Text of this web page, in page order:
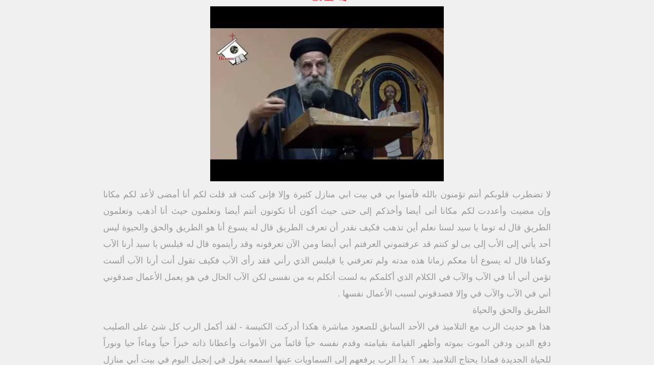
لا تضطرب قلوبكم أنتم تؤمنون بالله فآمنوا بي في بيت ابي منازل كثيرة وإلا فإنى كنت قد قلت لكم أنا أمضى لأعد لكم مكانا
وإن مضيت وأعددت لكم مكانا أتى أيضا وأخذكم إلى حتى حيث أكون أنا تكونون أنتم أيضا وتعلمون حيث أنا أذهب وتعلمون
الطريق قال له توما يا سيد لسنا نعلم أين تذهب فكيف نقدر أن تعرف الطريق قال له يسوع أنا هو الطريق والحق والحيوة ليس
أحد يأتي إلى الأب إلى بى لو كنتم قد عرفتموني العرفتم أبي أيضا ومن الآن تعرفونه وقد رأيتموه قال له فيلبس يا سيد أرنا الآب
وكفانا قال له يسوع أنا معكم زمانا هذه مدته ولم تعرفني يا فيلبس الذي رأني فقد رأى الآب فكيف تقول أنت أرنا الآب ألست
تؤمن أني أنا في الآب والآب في الكلام الذي أكلمكم به لست أتكلم به من نفسى لكن الآب الحال في هو يعمل الأعمال صدقوني
أني في الآب والآب في وإلا فصدقوني لسبب الأعمال نفسها .
الطريق والحق والحياة
هذا هو حديث الرب مع التلاميذ في الأحد السابق للصعود مباشرة هكذا أدركت الكنيسة - لقد أكمل الرب كل شئ على الصليب
دفع الدين ودفن الموت بموته وأظهر القيامة بقيامته وقدم نفسه حياً قائماً من الأموات وأعطانا ذاته خبزاً حياً وماءاً حيا ونوراً
للحياة الجديدة فماذا يحتاج التلاميذ بعد ؟ بدأ الرب يرفعهم إلى السماويات عينها اسمعه يقول في إنجيل اليوم في بيت أبي منازل